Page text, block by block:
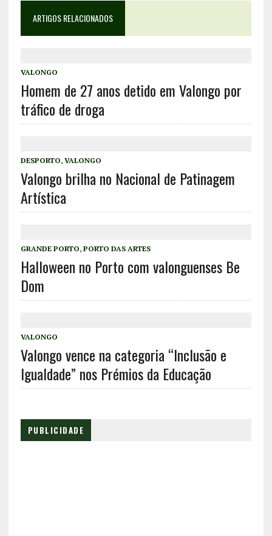
ARTIGOS RELACIONADOS
VALONGO
Homem de 27 anos detido em Valongo por
tráfico de droga
DESPORTO, VALONGO
Valongo brilha no Nacional de Patinagem
Artística
GRANDE PORTO, PORTO DAS ARTES
Halloween no Porto com valonguenses Be
Dom
VALONGO
Valongo vence na categoria “Inclusão e
Igualdade” nos Prémios da Educação
PUBLICIDADE